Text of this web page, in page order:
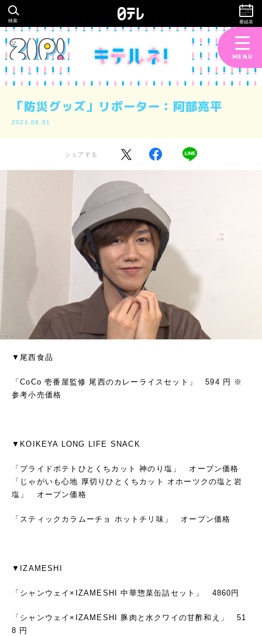
検索 番組表
MENU
「防災グッズ」リポーター：阿部亮平
2021.09.01
シェアする
▼尾西食品
「CoCo 壱番屋監修 尾西のカレーライスセット」 594 円 ※
参考小売価格
▼KOIKEYA LONG LIFE SNACK
「プライドポテトひとくちカット 神のり塩」 オープン価格
「じゃがいも心地 厚切りひとくちカット オホーツクの塩と岩
塩」 オープン価格
「スティックカラムーチョ ホットチリ味」 オープン価格
▼IZAMESHI
「シャンウェイ×IZAMESHI 中華惣菜缶詰セット」 4860円
「シャンウェイ×IZAMESHI 豚肉と水クワイの甘酢和え」 51
8 円